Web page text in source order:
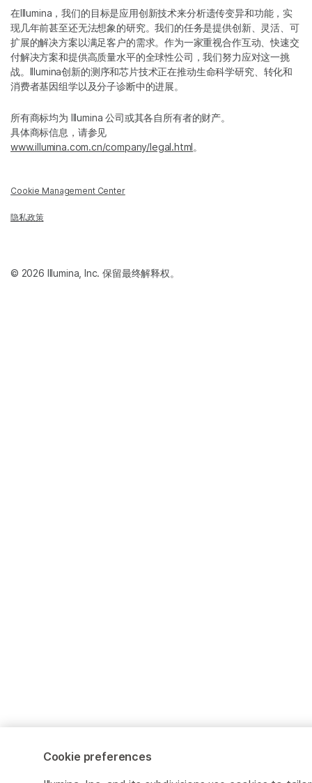
在Illumina，我们的目标是应用创新技术来分析遗传变异和功能，实
现几年前甚至还无法想象的研究。我们的任务是提供创新、灵活、可
扩展的解决方案以满足客户的需求。作为一家重视合作互动、快速交
付解决方案和提供高质量水平的全球性公司，我们努力应对这一挑
战。Illumina创新的测序和芯片技术正在推动生命科学研究、转化和
消费者基因组学以及分子诊断中的进展。
所有商标均为 Illumina 公司或其各自所有者的财产。
具体商标信息，请参见
www.illumina.com.cn/company/legal.html。
Cookie Management Center
隐私政策
© 2026 Illumina, Inc. 保留最终解释权。
Cookie preferences